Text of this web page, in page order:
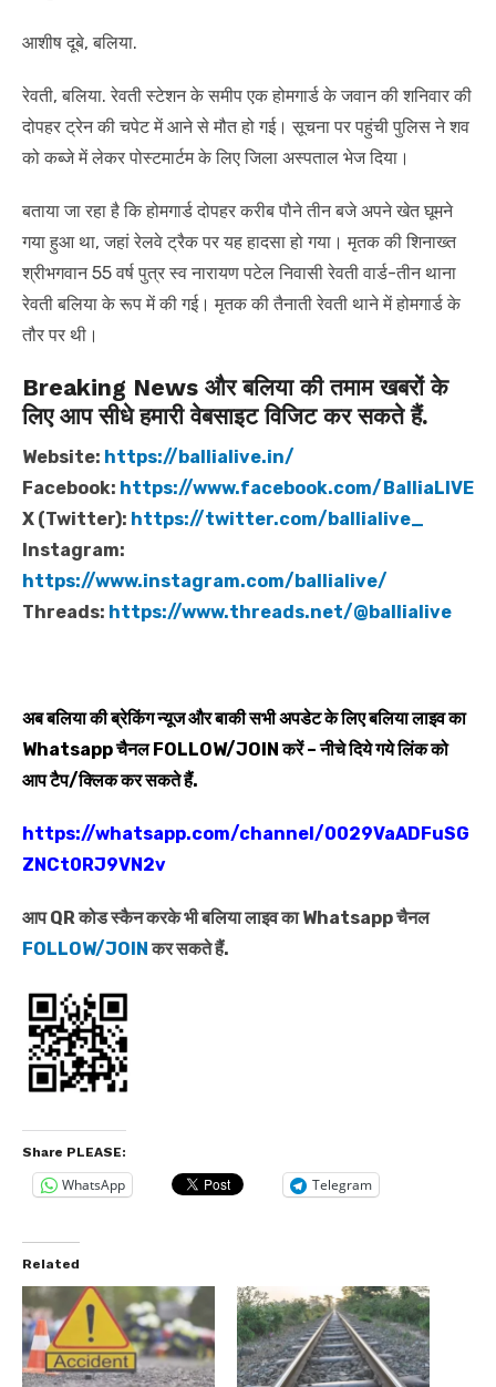
आशीष दूबे, बलिया.
रेवती, बलिया. रेवती स्टेशन के समीप एक होमगार्ड के जवान की शनिवार की
दोपहर ट्रेन की चपेट में आने से मौत हो गई। सूचना पर पहुंची पुलिस ने शव
को कब्जे में लेकर पोस्टमार्टम के लिए जिला अस्पताल भेज दिया।
बताया जा रहा है कि होमगार्ड दोपहर करीब पौने तीन बजे अपने खेत घूमने
गया हुआ था, जहां रेलवे ट्रैक पर यह हादसा हो गया। मृतक की शिनाख्त
श्रीभगवान 55 वर्ष पुत्र स्व नारायण पटेल निवासी रेवती वार्ड-तीन थाना
रेवती बलिया के रूप में की गई। मृतक की तैनाती रेवती थाने में होमगार्ड के
तौर पर थी।
Breaking News और बलिया की तमाम खबरों के
लिए आप सीधे हमारी वेबसाइट विजिट कर सकते हैं.
Website: https://ballialive.in/
Facebook: https://www.facebook.com/BalliaLIVE
X (Twitter): https://twitter.com/ballialive_
Instagram:
https://www.instagram.com/ballialive/
Threads: https://www.threads.net/@ballialive
अब बलिया की ब्रेकिंग न्यूज और बाकी सभी अपडेट के लिए बलिया लाइव का
WhatsappचैनलFOLLOW/JOINकरें – नीचे दिये गये लिंक को
आप टैप/क्लिक कर सकते हैं.
https://whatsapp.com/channel/0029VaADFuSG
ZNCt0RJ9VN2v
आप QR कोड स्कैन करके भी बलिया लाइव का Whatsapp चैनल
FOLLOW/JOINकर सकते हैं.
Share PLEASE:
WhatsApp Telegram
Related